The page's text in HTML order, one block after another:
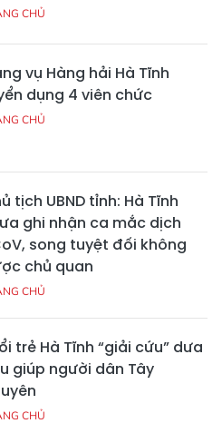
CHỦ
vụ Hàng hải Hà Tĩnh
dụng 4 viên chức
CHỦ
tịch UBND tỉnh: Hà Tĩnh
ghi nhận ca mắc dịch
song tuyệt đối không
chủ quan
CHỦ
trẻ Hà Tĩnh “giải cứu” dưa
giúp người dân Tây
CHỦ